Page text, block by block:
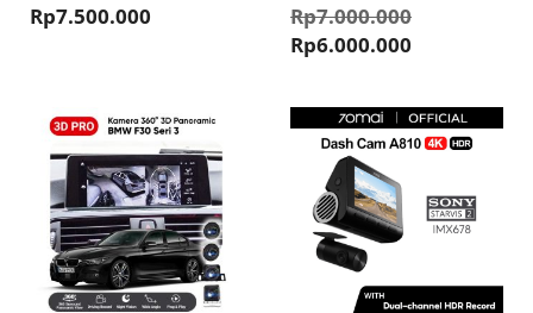
Rp7.500.000 Rp7.000.000
Rp6.000.000
ini
adalah: